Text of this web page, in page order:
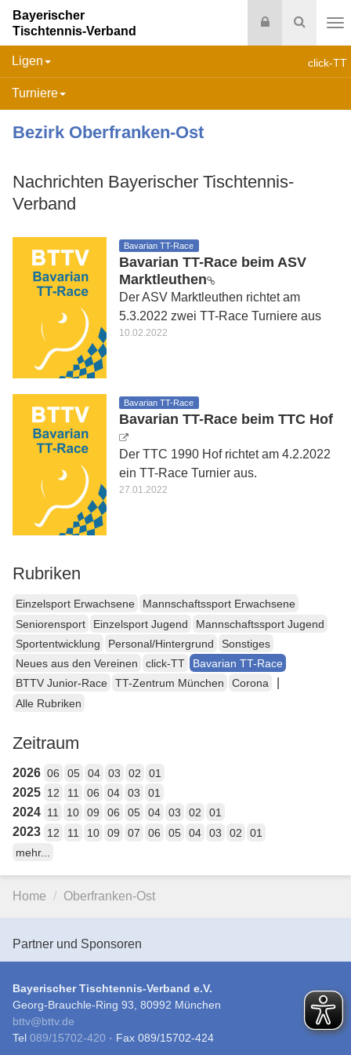
Suche
Login
Bayerischer
Tischtennis-Verband
click-TT
Ligen
Turniere
Bezirk Oberfranken-Ost
Nachrichten Bayerischer Tischtennis-
Verband
Bavarian TT-Race
Bavarian TT-Race beim ASV
Marktleuthen
Der ASV Marktleuthen richtet am
5.3.2022 zwei TT-Race Turniere aus
10.02.2022
Bavarian TT-Race
Bavarian TT-Race beim TTC Hof
Der TTC 1990 Hof richtet am 4.2.2022
ein TT-Race Turnier aus.
27.01.2022
Rubriken
Einzelsport Erwachsene
Mannschaftssport Erwachsene
Seniorensport
Einzelsport Jugend
Mannschaftssport Jugend
Sportentwicklung
Personal/Hintergrund
Sonstiges
Neues aus den Vereinen
click-TT
Bavarian TT-Race
BTTV Junior-Race
TT-Zentrum München Corona
Alle Rubriken
Zeitraum
2026 06 05 04 03 02 01
2025 12 11 06 04 03 01
2024 11 10 09 06 05 04 03 02 01
2023 12 11 10 09 07 06 05 04 03 02
01
mehr...
Home Oberfranken-Ost
Partner und Sponsoren
Bayerischer Tischtennis-Verband e.V.
Georg-Brauchle-Ring 93, 80992 München
bttv@bttv.de
Tel 089/15702-420 · Fax 089/15702-424